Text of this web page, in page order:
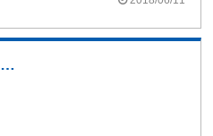
1ヵ月熟成させました♡でも、暑苦しい味なので飽...